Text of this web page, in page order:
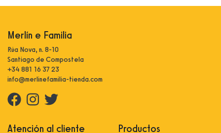
Merlín e Familia
Rúa Nova, n. 8-10
Santiago de Compostela
+34 881 16 37 23
info@merlinefamilia-tienda.com
Atención al cliente Productos